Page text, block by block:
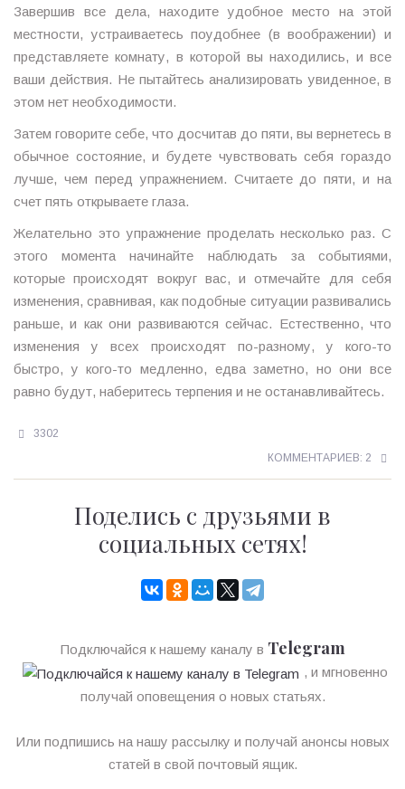
Завершив все дела, находите удобное место на этой
местности, устраиваетесь поудобнее (в воображении) и
представляете комнату, в которой вы находились, и все
ваши действия. Не пытайтесь анализировать увиденное, в
этом нет необходимости.
Затем говорите себе, что досчитав до пяти, вы вернетесь в
обычное состояние, и будете чувствовать себя гораздо
лучше, чем перед упражнением. Считаете до пяти, и на
счет пять открываете глаза.
Желательно это упражнение проделать несколько раз. С
этого момента начинайте наблюдать за событиями,
которые происходят вокруг вас, и отмечайте для себя
изменения, сравнивая, как подобные ситуации развивались
раньше, и как они развиваются сейчас. Естественно, что
изменения у всех происходят по-разному, у кого-то
быстро, у кого-то медленно, едва заметно, но они все
равно будут, наберитесь терпения и не останавливайтесь.
3302
КОММЕНТАРИЕВ: 2
Поделись с друзьями в
социальных сетях!
Подключайся к нашему каналу в Telegram
, и мгновенно
получай оповещения о новых статьях.
Или подпишись на нашу рассылку и получай анонсы новых
статей в свой почтовый ящик.